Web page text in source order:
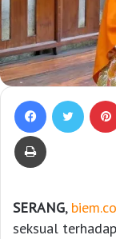
SERANG, biem.co
seksual